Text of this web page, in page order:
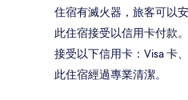
住宿有滅火器，旅客可以安
此住宿接受以信用卡付款
接受以下信用卡：Visa 卡
此住宿經過專業清潔。